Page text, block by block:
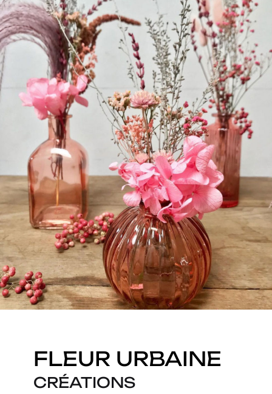
FLEUR URBAINE
CRÉATIONS